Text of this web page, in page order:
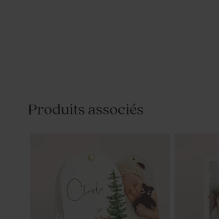
Produits associés